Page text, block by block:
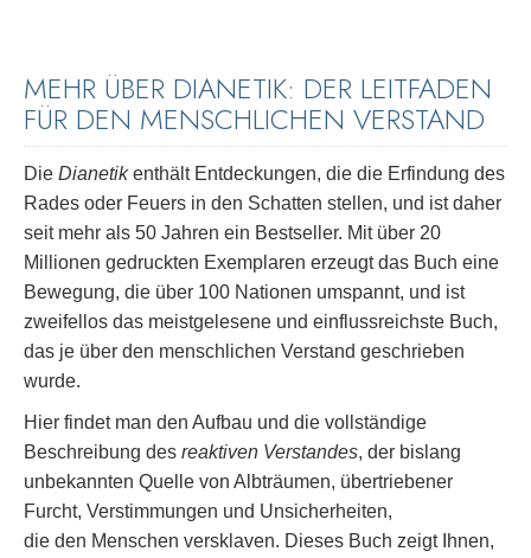
MEHR ÜBER DIANETIK: DER LEITFADEN
FÜR DEN MENSCHLICHEN VERSTAND
Die Dianetikenthält Entdeckungen, die die Erfindung des
Rades oder Feuers in den Schatten stellen, und ist daher
seit mehr als 50 Jahren ein Bestseller. Mit über 20
Millionen gedruckten Exemplaren erzeugt das Buch eine
Bewegung, die über 100 Nationen umspannt, und ist
zweifellos das meistgelesene und einflussreichste Buch,
das je über den menschlichen Verstand geschrieben
wurde.
Hier findet man den Aufbau und die vollständige
Beschreibung des reaktiven Verstandes, der bislang
unbekannten Quelle von Albträumen, übertriebener
Furcht, Verstimmungen und Unsicherheiten,
die den Menschen versklaven. Dieses Buch zeigt Ihnen,